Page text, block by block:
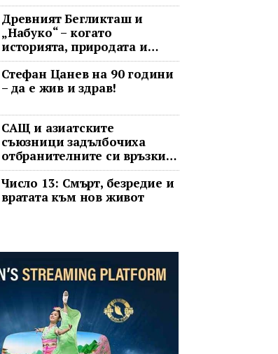
Древният Бегликташ и
„Набуко“ – когато
историята, природата и
операта говорят на един
език
Стефан Цанев на 90 години
– да е жив и здрав!
САЩ и азиатските
съюзници задълбочиха
отбранителните си връзки
срещу Китай
Число 13: Смърт, безредие и
вратата към нов живот